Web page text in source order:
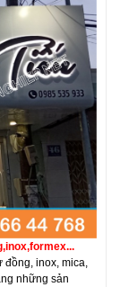
đồng, inox, mica,
những sản